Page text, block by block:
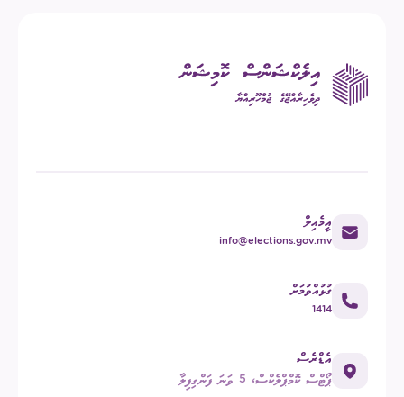
އީމެއިލް
info@elections.gov.mv
ގުޅުއްވުމަށް
1414
އެޑްރެސް
ޕޯޓްސް ކޮމްޕްލެކްސް، 5 ވަނަ ފަންގިފިލާ